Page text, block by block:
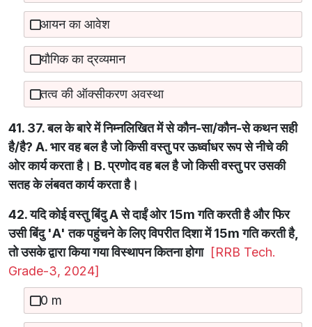
आयन का आवेश
यौगिक का द्रव्यमान
तत्व की ऑक्सीकरण अवस्था
41. 37. बल के बारे में निम्नलिखित में से कौन-सा/कौन-से कथन सही
है/है? A. भार वह बल है जो किसी वस्तु पर ऊर्ध्वाधर रूप से नीचे की
ओर कार्य करता है। B. प्रणोद वह बल है जो किसी वस्तु पर उसकी
सतह के लंबवत कार्य करता है।
42. यदि कोई वस्तु बिंदु A से दाईं ओर 15m गति करती है और फिर
उसी बिंदु 'A' तक पहुंचने के लिए विपरीत दिशा में 15m गति करती है,
तो उसके द्वारा किया गया विस्थापन कितना होगा
[RRB Tech.
Grade-3, 2024]
0 m